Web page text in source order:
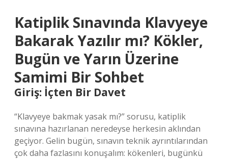
Katiplik Sınavında Klavyeye
Bakarak Yazılır mı? Kökler,
Bugün ve Yarın Üzerine
Samimi Bir Sohbet
Giriş: İçten Bir Davet
“Klavyeye bakmak yasak mı?” sorusu, katiplik
sınavına hazırlanan neredeyse herkesin aklından
geçiyor. Gelin bugün, sınavın teknik ayrıntılarından
çok daha fazlasını konuşalım: kökenleri, bugünkü